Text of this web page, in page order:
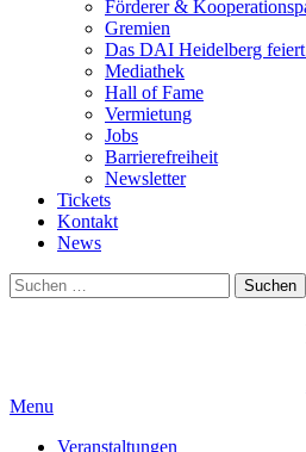
Förderer &
Gremien
Das DAI Heidelberg
Mediathek
Hall of Fame
Vermietung
Jobs
Barrierefreiheit
Newsletter
Tickets
Kontakt
News
Suchen
nach:
Menu
Veranstaltungen